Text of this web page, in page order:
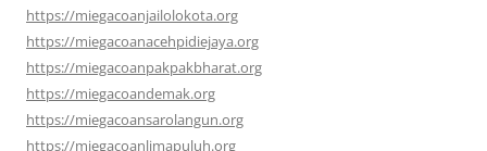
https://miegacoanjailolokota.org
https://miegacoanacehpidiejaya.org
https://miegacoanpakpakbharat.org
https://miegacoandemak.org
https://miegacoansarolangun.org
https://miegacoanlimapuluh.org